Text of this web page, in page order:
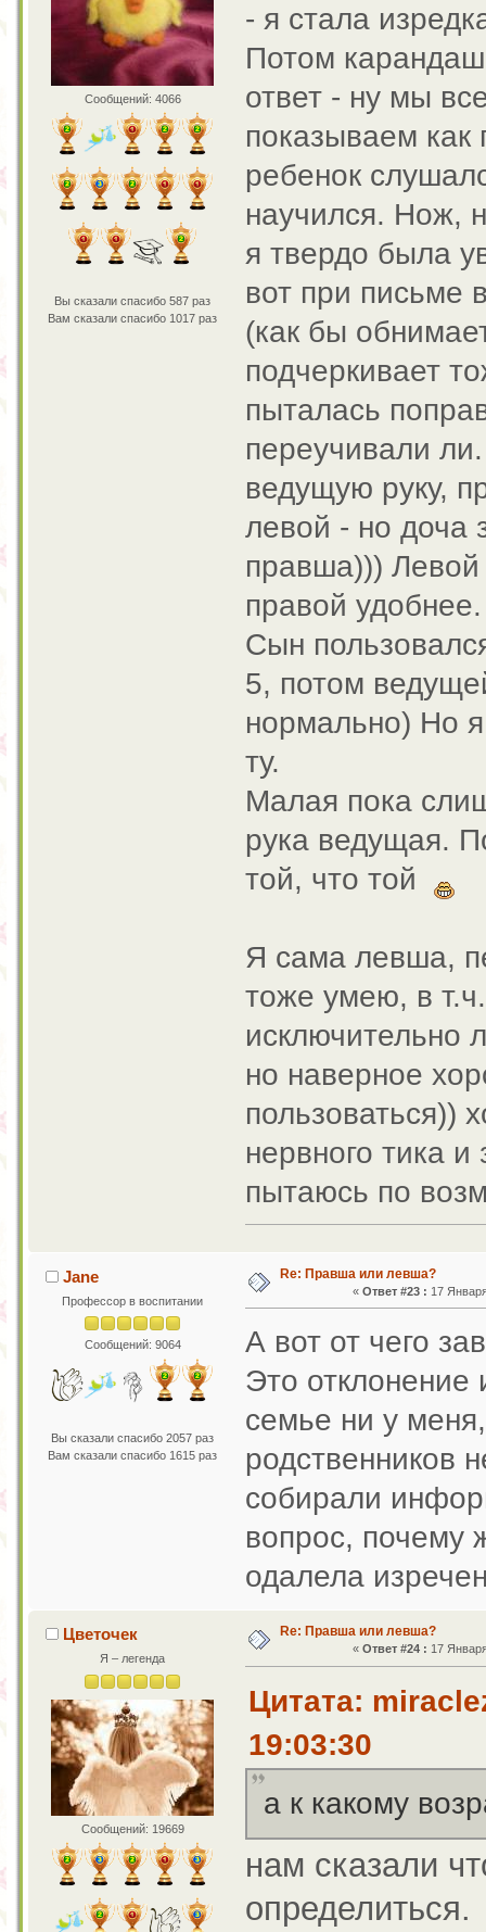
Сообщений: 4066
Вы сказали спасибо 587 раз
Вам сказали спасибо 1017 раз
- я стала
Потом
ответ - ну мы
показываем
ребенок
научился. Нож,
я твердо была
вот при письме
(как бы
подчеркивает
пыталась
переучивали
ведущую руку,
левой - но доча
правша))) Левой
правой удобнее.
Сын
5, потом
нормально) Но
ту.
Малая пока
рука ведущая.
той, что той
Я сама левша,
тоже умею, в
исключительно
но наверное
пользоваться))
нервного тика
пытаюсь по
Jane
Профессор в воспитании
Сообщений: 9064
Вы сказали спасибо 2057 раз
Вам сказали спасибо 1615 раз
Re: Правша или левша?
« Ответ #23 : 17
А вот от чего
Это отклонение
семье ни у
родственников
собирали
вопрос, почему
одалела
Цветочек
Я – легенда
Сообщений: 19669
Re: Правша или левша?
« Ответ #24 : 17
Цитата:
19:03:30
а к какому
нам сказали
определиться.